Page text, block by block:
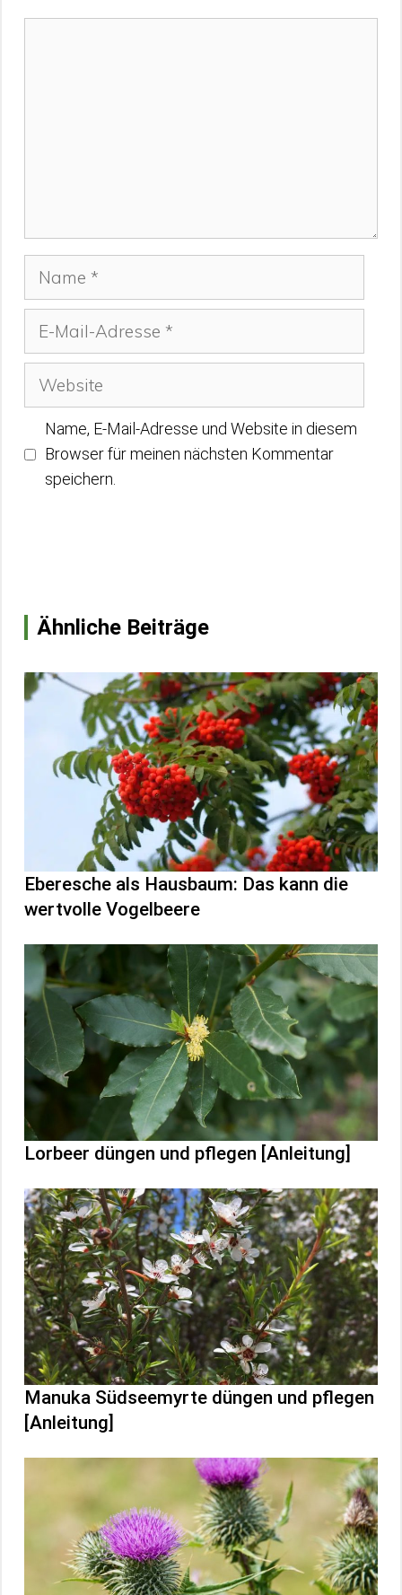
Name
Website
Name, E-Mail-Adresse und Website in diesem
Browser für meinen nächsten Kommentar
speichern.
Ähnliche Beiträge
Eberesche als Hausbaum: Das kann die
wertvolle Vogelbeere
Lorbeer düngen und pflegen [Anleitung]
Manuka Südseemyrte düngen und pflegen
[Anleitung]